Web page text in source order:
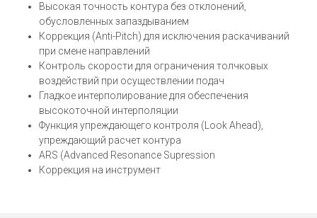
Высокая точность контура без отклонений,
обусловленных запаздыванием
Коррекция (Anti-Pitch) для исключения раскачиваний
при смене направлений
Контроль скорости для ограничения толчковых
воздействий при осуществлении подач
Гладкое интерполирование для обеспечения
высокоточной интерполяции
Функция упреждающего контроля (Look Ahead),
упреждающий расчет контура
ARS (Advanced Resonance Supression
Коррекция на инструмент